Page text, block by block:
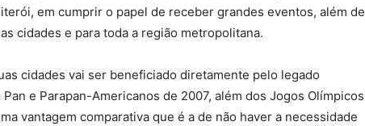
em cumprir o papel de receber grandes eventos, além de
cidades e para toda a região metropolitana.
cidades vai ser beneficiado diretamente pelo legado
e Parapan-Americanos de 2007, além dos Jogos Olímpicos
vantagem comparativa que é a de não haver a necessidade